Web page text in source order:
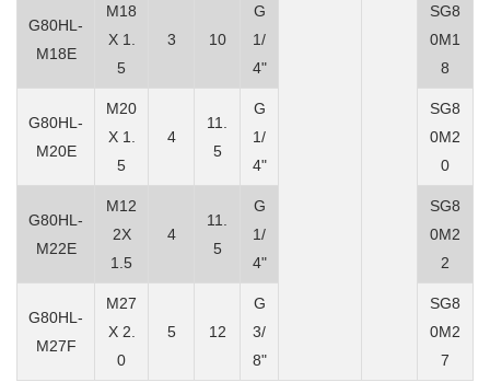
G80HL-
M18E
M18
X 1.
5
3 10
G
1/
4"
SG8
0M1
8
G80HL-
M20E
M20
X 1.
5
4
11.
5
G
1/
4"
SG8
0M2
0
G80HL-
M22E
M12
2X
1.5
4
11.
5
G
1/
4"
SG8
0M2
2
G80HL-
M27F
M27
X 2.
0
5 12
G
3/
8"
SG8
0M2
7